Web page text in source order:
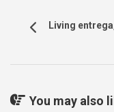
Living
You may also